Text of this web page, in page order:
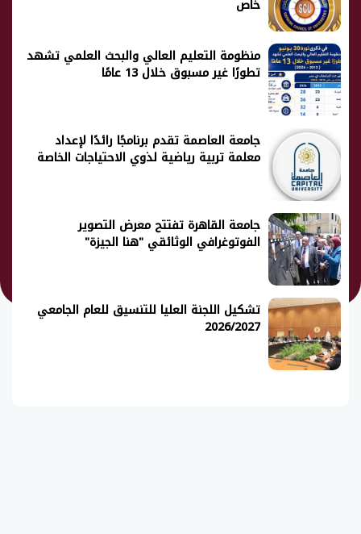
خاص
منظومة التعليم العالي والبحث العلمي تشهد
تطورًا غير مسبوق خلال 13 عامًا
جامعة العاصمة تقدم برنامجًا رائدًا لإعداد
معلمة تربية رياضية لذوي الاحتياجات الخاصة
جامعة القاهرة تفتتح معرض التصوير
الفوتوغرافي الوثائقي "هنا الجيزة"
تشكيل اللجنة العليا للتنسيق للعام الجامعي
2026/2027